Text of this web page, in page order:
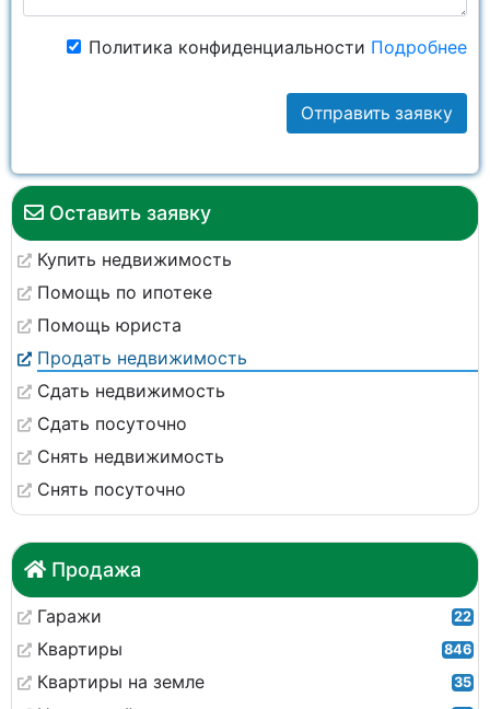
Оставить заявку
Купить недвижимость
Помощь по ипотеке
Помощь юриста
Продать недвижимость
Сдать недвижимость
Сдать посуточно
Снять недвижимость
Снять посуточно
Продажа
Гаражи 22
Квартиры 846
Квартиры на земле 35
Политика конфиденциальности Подробнее
Отправить заявку